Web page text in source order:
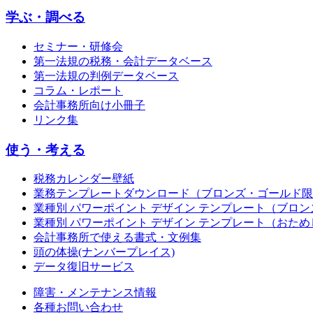
学ぶ・調べる
セミナー・研修会
第一法規の税務・会計データベース
第一法規の判例データベース
コラム・レポート
会計事務所向け小冊子
リンク集
使う・考える
税務カレンダー壁紙
業務テンプレートダウンロード（ブロンズ・ゴールド限
業種別 パワーポイント デザイン テンプレート（ブロン
業種別 パワーポイント デザイン テンプレート（おため
会計事務所で使える書式・文例集
頭の体操(ナンバープレイス)
データ復旧サービス
障害・メンテナンス情報
各種お問い合わせ